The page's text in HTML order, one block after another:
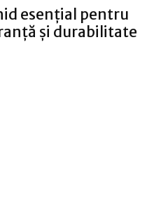
esențial pentru
și durabilitate